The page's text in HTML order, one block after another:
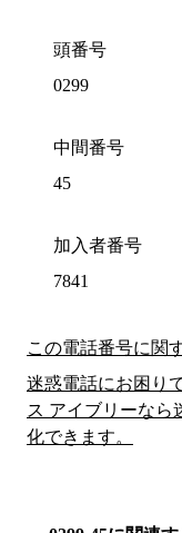
頭番号
0299
中間番号
45
加入者番号
7841
この電話番号に関
迷惑電話にお困り
ス アイブリーなら
化できます。